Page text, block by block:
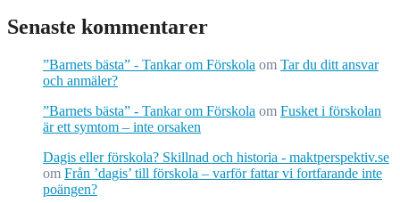
Senaste kommentarer
”Barnets bästa” - Tankar om Förskola om Tar du ditt ansvar
och anmäler?
”Barnets bästa” - Tankar om Förskola om Fusket i förskolan
är ett symtom – inte orsaken
Dagis eller förskola? Skillnad och historia - maktperspektiv.se
om Från ’dagis’ till förskola – varför fattar vi fortfarande inte
poängen?